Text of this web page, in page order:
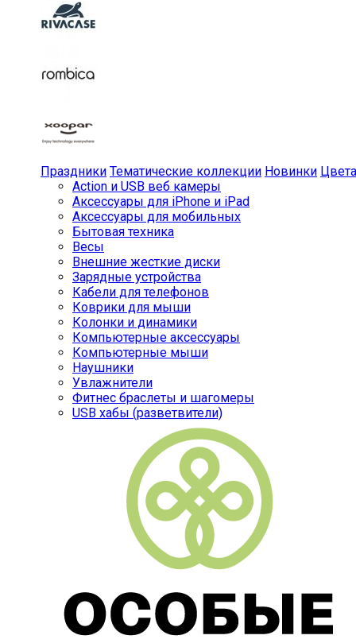
Праздники Тематические коллекции Новинки Цвета
Action и USB веб камеры
Аксессуары для iPhone и iPad
Аксессуары для мобильных
Бытовая техника
Весы
Внешние жесткие диски
Зарядные устройства
Кабели для телефонов
Коврики для мыши
Колонки и динамики
Компьютерные аксессуары
Компьютерные мыши
Наушники
Увлажнители
Фитнес браслеты и шагомеры
USB хабы (разветвители)